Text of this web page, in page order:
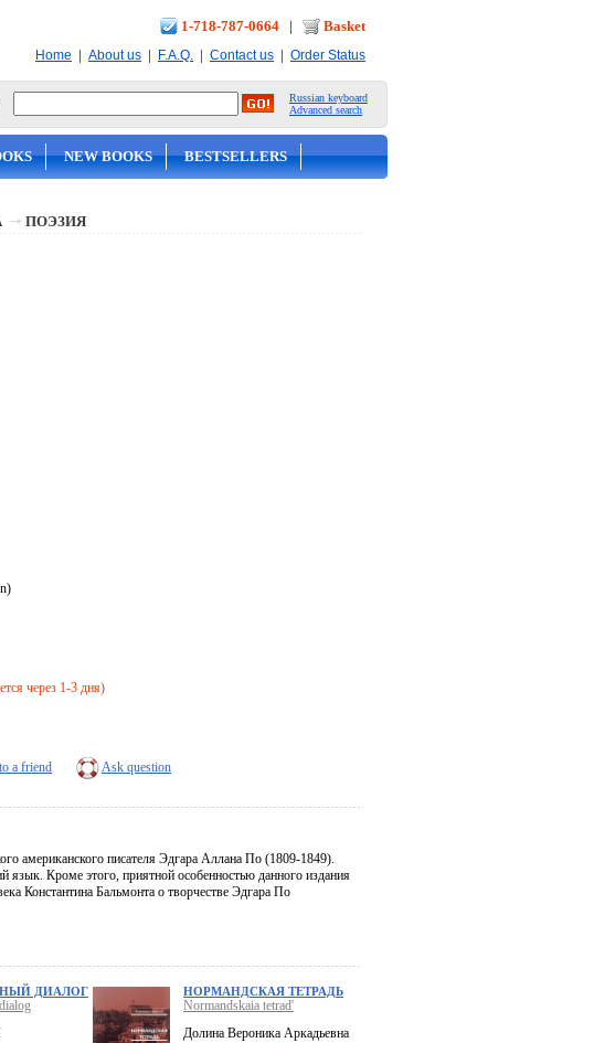
1-718-787-0664 | Basket
Home | About us | F.A.Q. | Contact us | Order Status
Russian keyboard
Advanced search
NEW BOOKS BESTSELLERS
ПОЭЗИЯ
через 1-3 дня)
a friend Ask question
американского писателя Эдгара Аллана По (1809-1849).
язык. Кроме этого, приятной особенностью данного издания
Константина Бальмонта о творчестве Эдгара По
ДИАЛОГ НОРМАНДСКАЯ ТЕТРАДЬ
Normandskaia tetrad'
Долина Вероника Аркадьевна